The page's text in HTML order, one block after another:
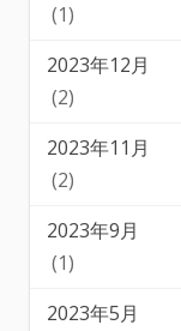
(1)
2023年12月
(2)
2023年11月
(2)
2023年9月
(1)
2023年5月